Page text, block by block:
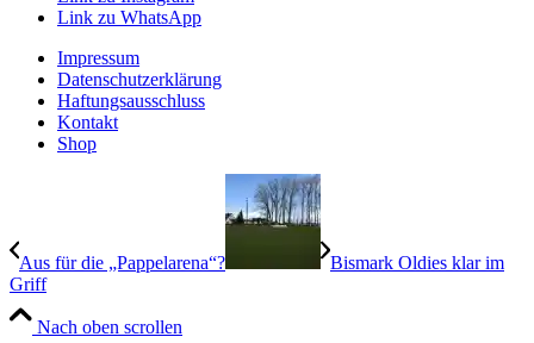
Link zu WhatsApp
Impressum
Datenschutzerklärung
Haftungsausschluss
Kontakt
Shop
Aus für die „Pappelarena“?
Bismark Oldies klar im
Griff
Nach oben scrollen